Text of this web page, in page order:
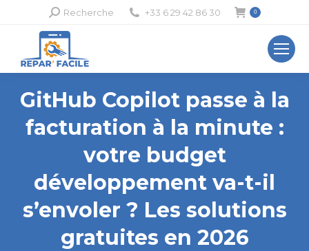
Recherche
Recherche +33 6 29 42 86 30 0
GitHub Copilot passe à la
facturation à la minute :
votre budget
développement va-t-il
s’envoler ? Les solutions
gratuites en 2026